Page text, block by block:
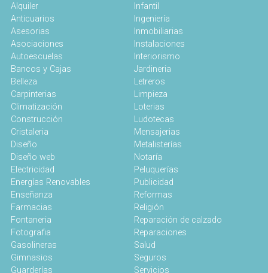
Alquiler
Anticuarios
Asesorias
Asociaciones
Autoescuelas
Bancos y Cajas
Belleza
Carpinterias
Climatización
Construcción
Cristaleria
Diseño
Diseño web
Electricidad
Energías Renovables
Enseñanza
Farmacias
Fontaneria
Fotografia
Gasolineras
Gimnasios
Guarderías
Infantil
Ingeniería
Inmobiliarias
Instalaciones
Interiorismo
Jardineria
Letreros
Limpieza
Loterias
Ludotecas
Mensajerias
Metalisterías
Notaría
Peluquerías
Publicidad
Reformas
Religión
Reparación de calzado
Reparaciones
Salud
Seguros
Servicios